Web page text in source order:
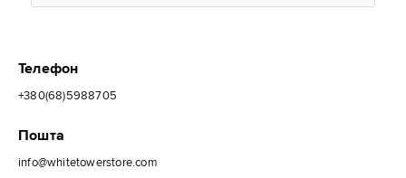
Телефон
+380(68)5988705
Пошта
info@whitetowerstore.com